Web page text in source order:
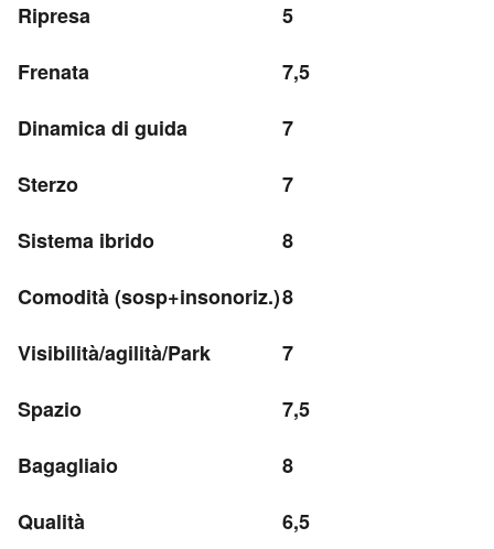
Ripresa
5
Frenata
7,5
Dinamica di guida
7
Sterzo
7
Sistema ibrido
8
Comodità (sosp+insonoriz.)8
Visibilità/agilità/Park
7
Spazio
7,5
Bagagliaio
8
Qualità
6,5